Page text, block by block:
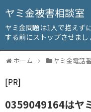
ヤミ金被害相談室
ヤミ金問題は1人で抱えず
する前にストップさせまし
ホーム ヤミ金電話
[PR]
0359049164はヤ